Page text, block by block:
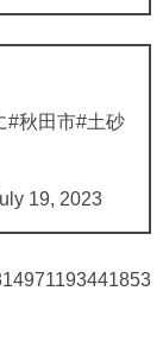
#秋田市#土砂
19, 2023